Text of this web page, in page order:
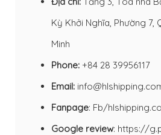
Kỳ Khởi Nghĩa, Phường 7,
Minh
Phone: +84 28 39956117
Email:
Fanpage: Fb/
Google review: https://